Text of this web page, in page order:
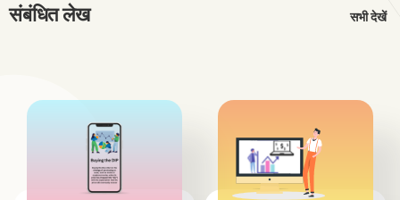
संबंधित लेख सभी देखें